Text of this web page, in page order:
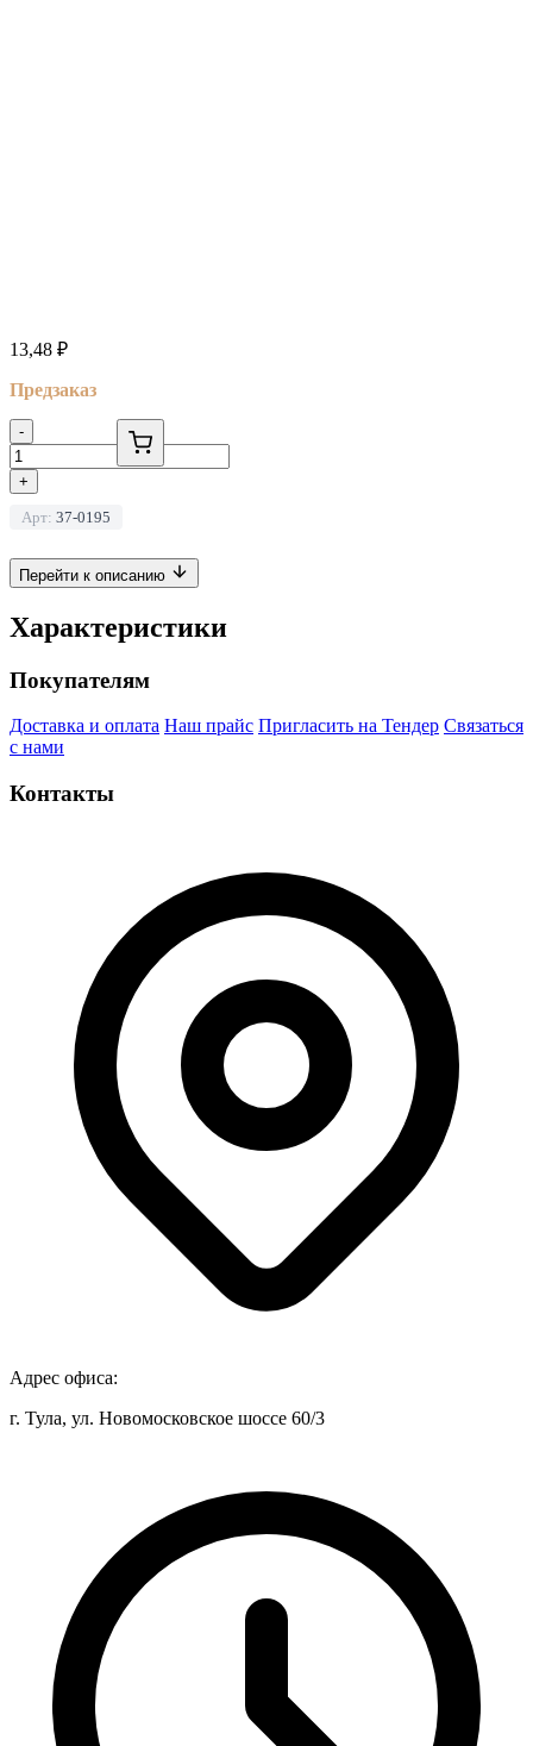
13,48 ₽
Предзаказ
-
+
Арт: 37-0195
Перейти к описанию
Характеристики
Покупателям
Доставка и оплата Наш прайс Пригласить на Тендер Связаться
с нами
Контакты
Адрес офиса:
г. Тула, ул. Новомосковское шоссе 60/3